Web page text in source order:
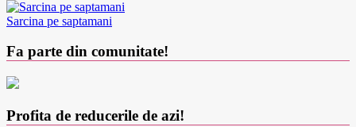
Sarcina pe saptamani
Fa parte din comunitate!
Profita de reducerile de azi!